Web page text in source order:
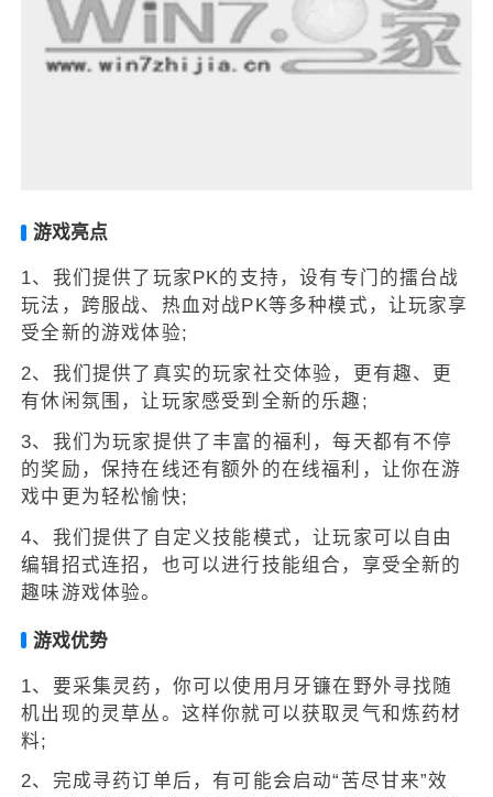
游戏亮点
1、我们提供了玩家PK的支持，设有专门的擂台战
玩法，跨服战、热血对战PK等多种模式，让玩家享
受全新的游戏体验;
2、我们提供了真实的玩家社交体验，更有趣、更
有休闲氛围，让玩家感受到全新的乐趣;
3、我们为玩家提供了丰富的福利，每天都有不停
的奖励，保持在线还有额外的在线福利，让你在游
戏中更为轻松愉快;
4、我们提供了自定义技能模式，让玩家可以自由
编辑招式连招，也可以进行技能组合，享受全新的
趣味游戏体验。
游戏优势
1、要采集灵药，你可以使用月牙镰在野外寻找随
机出现的灵草丛。这样你就可以获取灵气和炼药材
料;
2、完成寻药订单后，有可能会启动“苦尽甘来”效